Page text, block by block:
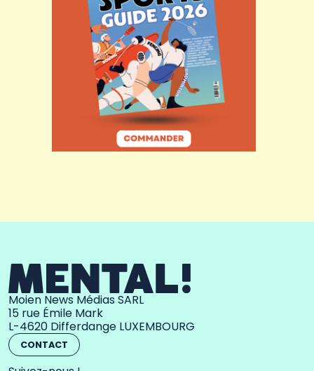
Moien News Médias SARL
15 rue Émile Mark
L-4620 Differdange LUXEMBOURG
CONTACT